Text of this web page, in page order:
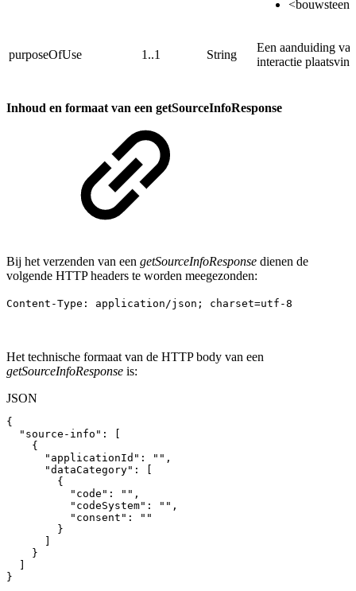
purposeOfUse 1..1 String
Een aanduiding
interactie
Inhoud en formaat van een getSourceInfoResponse
Bij het verzenden van een getSourceInfoResponse dienen de
volgende HTTP headers te worden meegezonden:
Content-Type: application/json; charset=utf-8
Het technische formaat van de HTTP body van een
getSourceInfoResponse is:
JSON
{
"source-info" :
{
"applicationId" : "" ,
"dataCategory" :
{
"code" : "" ,
"codeSystem" : "" ,
"consent" :
""
}
}
}